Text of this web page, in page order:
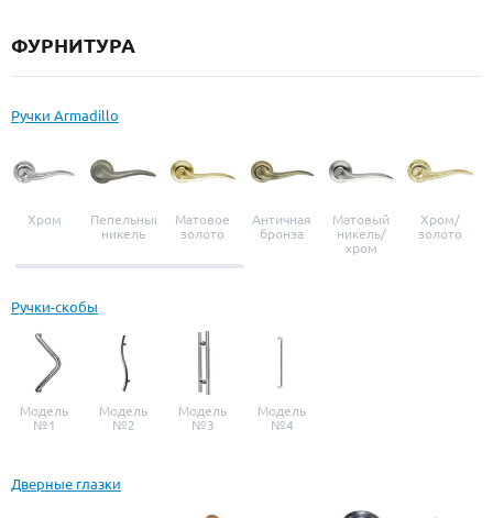
ФУРНИТУРА
Ручки Armadillo
Хром
Пепельный
никель
Матовое
золото
Античная
бронза
Матовый
никель/
хром
Хром/
золото
Ручки-скобы
Модель
№1
Модель
№2
Модель
№3
Модель
№4
Дверные глазки